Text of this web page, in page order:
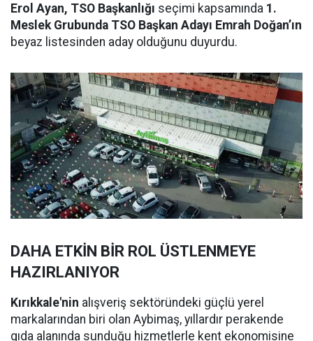
Erol Ayan, TSO Başkanlığı seçimi kapsamında 1.
Meslek Grubunda TSO Başkan Adayı Emrah Doğan’ın
beyaz listesinden aday olduğunu duyurdu.
DAHA ETKİN BİR ROL ÜSTLENMEYE
HAZIRLANIYOR
Kırıkkale'nin alışveriş sektöründeki güçlü yerel
markalarından biri olan Aybimaş, yıllardır perakende
gıda alanında sunduğu hizmetlerle kent ekonomisine